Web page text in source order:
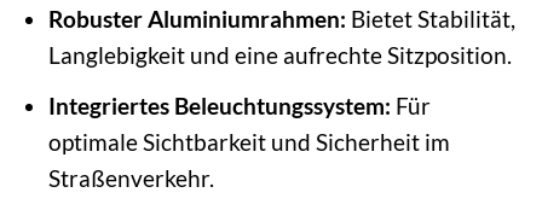
Robuster Aluminiumrahmen: Bietet Stabilität,
Langlebigkeit und eine aufrechte Sitzposition.
Integriertes Beleuchtungssystem: Für
optimale Sichtbarkeit und Sicherheit im
Straßenverkehr.